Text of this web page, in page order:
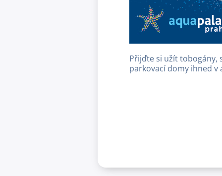
Přijďte si užít tobogány,
parkovací domy ihned v